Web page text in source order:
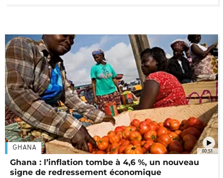
00:51
GHANA
Ghana : l’inflation tombe à 4,6 %, un nouveau
signe de redressement économique